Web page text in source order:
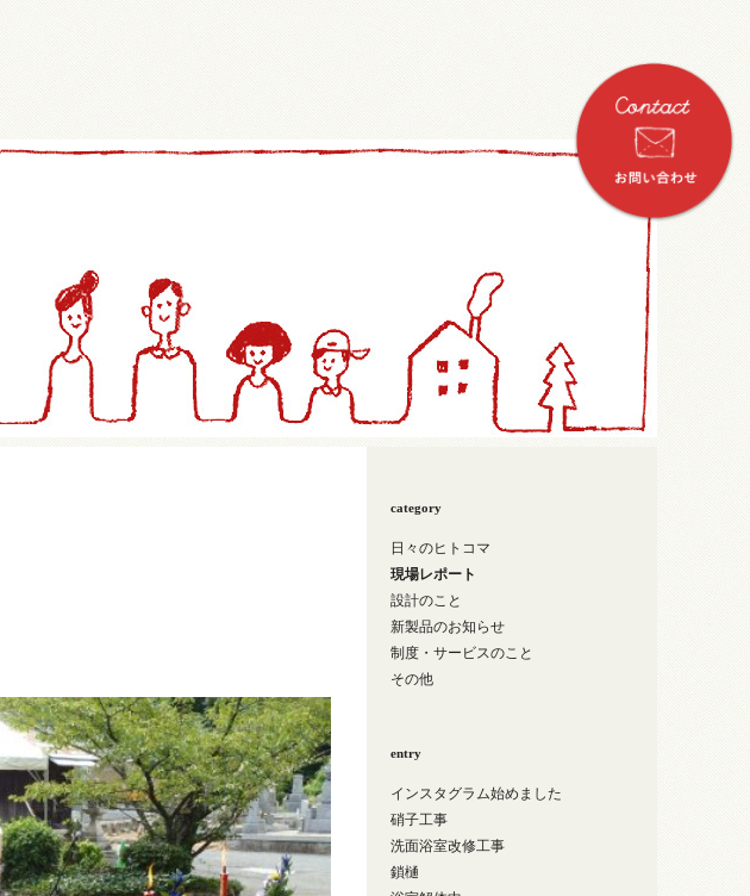
category
日々のヒトコマ
現場レポート
設計のこと
新製品のお知らせ
制度・サービスのこと
その他
entry
インスタグラム始めました
硝子工事
洗面浴室改修工事
鎖樋